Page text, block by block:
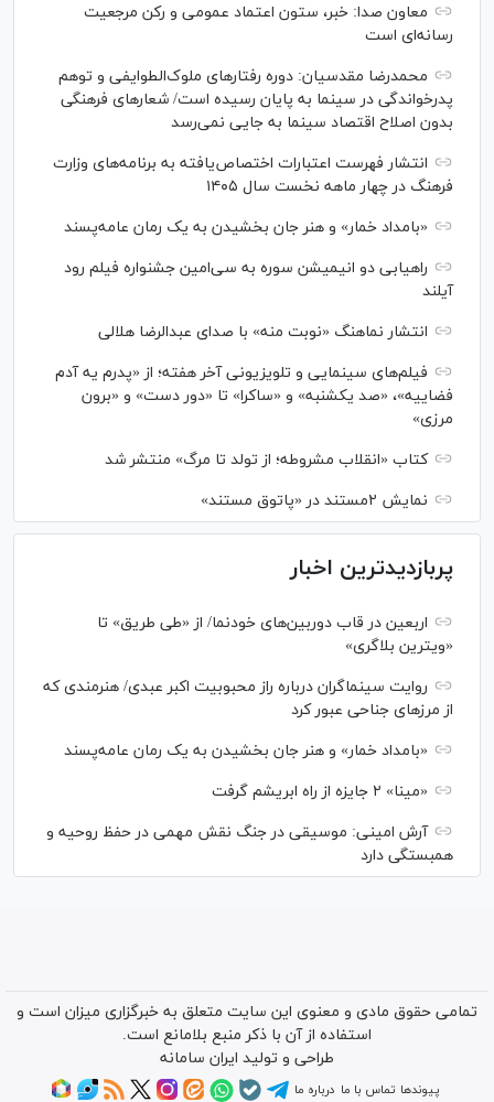
معاون صدا: خبر، ستون اعتماد عمومی و رکن مرجعیت
رسانه‌ای است
محمدرضا مقدسیان: دوره رفتارهای ملوک‌الطوایفی و توهم
پدرخواندگی در سینما به پایان رسیده است/ شعارهای فرهنگی
بدون اصلاح اقتصاد سینما به جایی نمی‌رسد
انتشار فهرست اعتبارات اختصاص‌یافته به برنامه‌های وزارت
فرهنگ در چهار ماهه نخست سال ۱۴۰۵
«بامداد خمار» و هنر جان بخشیدن به یک رمان عامه‌پسند
راهیابی دو انیمیشن سوره به سی‌امین جشنواره فیلم رود
آیلند
انتشار نماهنگ «نوبت منه» با صدای عبدالرضا هلالی
فیلم‌های سینمایی و تلویزیونی آخر هفته؛ از «پدرم یه آدم
فضاییه»، «صد یکشنبه» و «ساکرا» تا «دور دست» و «برون
مرزی»
کتاب «انقلاب مشروطه؛ از تولد تا مرگ» منتشر شد
نمایش ۲مستند در «پاتوق مستند»
پربازدیدترین اخبار
اربعین در قاب دوربین‌های خودنما/ از «طی طریق» تا
«ویترین بلاگری»
روایت سینماگران درباره راز محبوبیت اکبر عبدی/ هنرمندی که
از مرزهای جناحی عبور کرد
«بامداد خمار» و هنر جان بخشیدن به یک رمان عامه‌پسند
«مینا» ۲ جایزه از راه ابریشم گرفت
آرش امینی: موسیقی در جنگ نقش مهمی در حفظ روحیه و
همبستگی دارد
تمامی حقوق مادی و معنوی این سایت متعلق به خبرگزاری میزان است و
استفاده از آن با ذکر منبع بلامانع است.
طراحی و تولید ایران سامانه
پیوندها تماس با ما درباره ما